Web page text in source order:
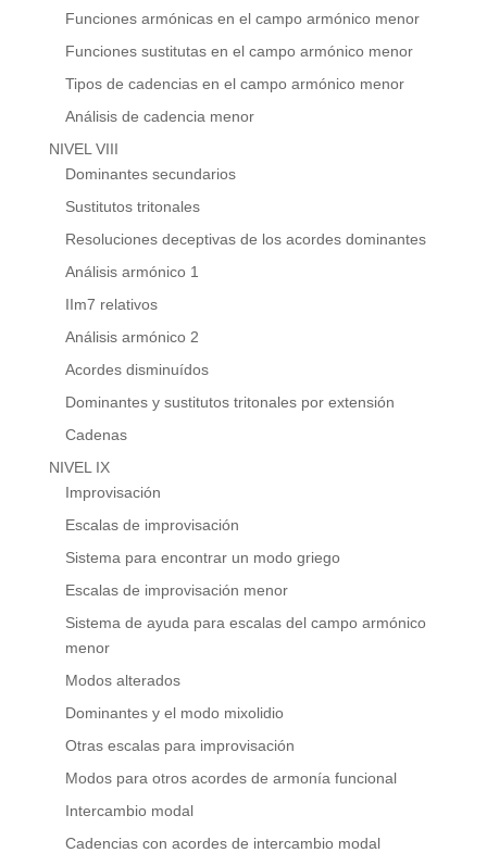
Funciones armónicas en el campo armónico menor
Funciones sustitutas en el campo armónico menor
Tipos de cadencias en el campo armónico menor
Análisis de cadencia menor
NIVEL VIII
Dominantes secundarios
Sustitutos tritonales
Resoluciones deceptivas de los acordes dominantes
Análisis armónico 1
IIm7 relativos
Análisis armónico 2
Acordes disminuídos
Dominantes y sustitutos tritonales por extensión
Cadenas
NIVEL IX
Improvisación
Escalas de improvisación
Sistema para encontrar un modo griego
Escalas de improvisación menor
Sistema de ayuda para escalas del campo armónico
menor
Modos alterados
Dominantes y el modo mixolidio
Otras escalas para improvisación
Modos para otros acordes de armonía funcional
Intercambio modal
Cadencias con acordes de intercambio modal